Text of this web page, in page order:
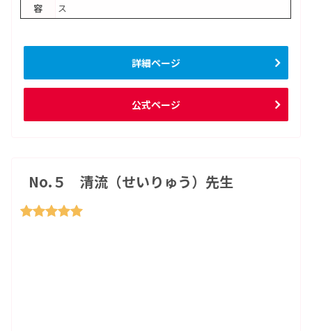
容
ス
詳細ページ
公式ページ
No.５ 清流（せいりゅう）先生